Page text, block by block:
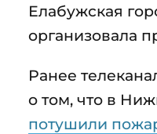
Елабужская
организовала
Ранее
о том, что в
потушили